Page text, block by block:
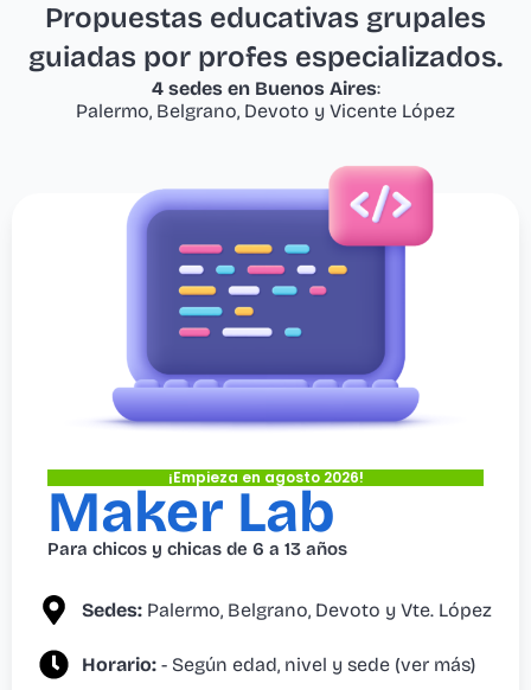
Propuestas educativas grupales
guiadas por profes especializados.
4 sedes en Buenos Aires:
Palermo, Belgrano, Devoto y Vicente López
¡Empieza en agosto 2026!
Maker Lab
Para chicos y chicas de 6 a 13 años
Sedes: Palermo, Belgrano, Devoto y Vte. López
Horario: - Según edad, nivel y sede (ver más)